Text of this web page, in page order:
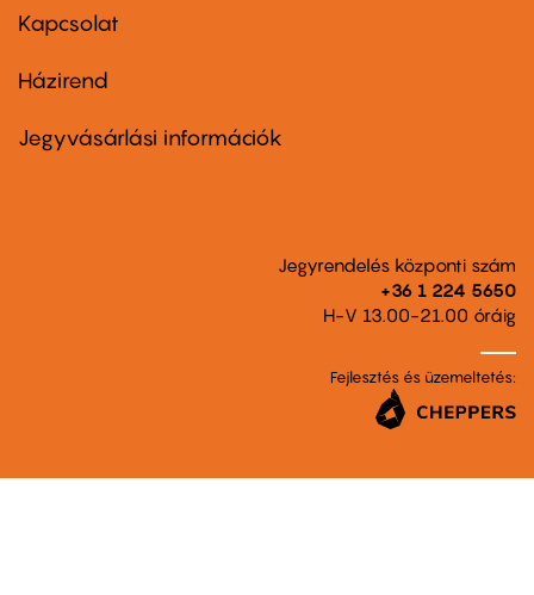
firstKapcsolat
Footer
second
Házirend
Jegyvásárlási információk
Jegyrendelés központi szám
+36 1 224 5650
H-V 13.00-21.00 óráig
Fejlesztés és üzemeltetés: